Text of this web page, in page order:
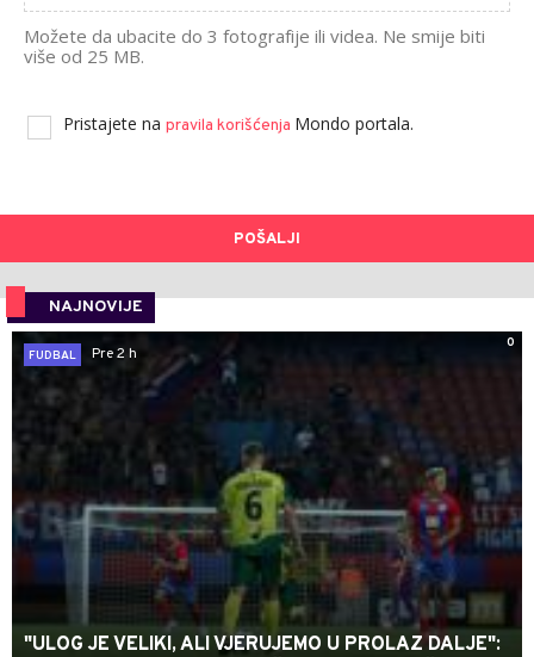
Možete da ubacite do 3 fotografije ili videa. Ne smije biti
više od 25 MB.
Pristajete na pravila korišćenja Mondo portala.
POŠALJI
NAJNOVIJE
0
FUDBAL
Pre 2 h
"ULOG JE VELIKI, ALI VJERUJEMO U PROLAZ DALJE":